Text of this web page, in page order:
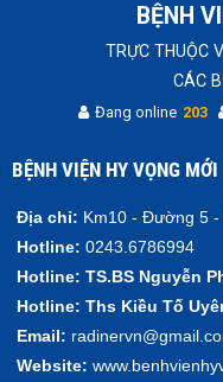
BỆNH
TRỰC THUỘC
CÁC
Đang online 203
BỆNH VIỆN HY VỌNG MỚI
Địa chỉ: Km10 - Đường 5 -
Hotline: 0243.6786994
Hotline: TS.BS Nguyễn
Hotline: Ths Kiều Tố
Email:
Website: